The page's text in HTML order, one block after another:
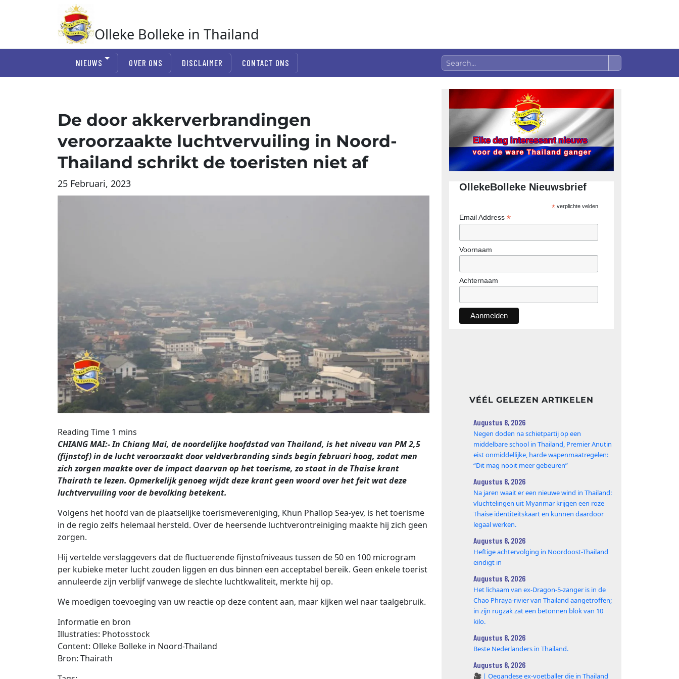
Olleke Bolleke in Thailand
NIEUWS OVER ONS DISCLAIMER CONTACT ONS
De door akkerverbrandingen
veroorzaakte luchtvervuiling in Noord-
Thailand schrikt de toeristen niet af
25 Februari, 2023
CHIANG MAI:- In Chiang Mai, de noordelijke hoofdstad van Thailand, is het niveau van PM 2,5
(fijnstof) in de lucht veroorzaakt door veldverbranding sinds begin februari hoog, zodat men
zich zorgen maakte over de impact daarvan op het toerisme, zo staat in de Thaise krant
Thairath te lezen. Opmerkelijk genoeg wijdt deze krant geen woord over het feit wat deze
luchtvervuiling voor de bevolking betekent.
Volgens het hoofd van de plaatselijke toerismevereniging, Khun Phallop Sea-yev, is het toerisme
in de regio zelfs helemaal hersteld. Over de heersende luchtverontreiniging maakte hij zich geen
zorgen.
Hij vertelde verslaggevers dat de fluctuerende fijnstofniveaus tussen de 50 en 100 microgram
per kubieke meter lucht zouden liggen en dus binnen een acceptabel bereik. Geen enkele toerist
annuleerde zijn verblijf vanwege de slechte luchtkwaliteit, merkte hij op.
We moedigen toevoeging van uw reactie op deze content aan, maar kijken wel naar taalgebruik.
Informatie en bron
Illustraties: Photosstock
Content: Olleke Bolleke in Noord-Thailand
Bron: Thairath
OllekeBolleke Nieuwsbrief
*verplichte velden
Email Address *
Voornaam
Achternaam
VÉÉL GELEZEN ARTIKELEN
Augustus 8, 2026
Negen doden na schietpartij op een
middelbare school in Thailand, Premier Anutin
eist onmiddellijke, harde wapenmaatregelen:
“Dit mag nooit meer gebeuren”
Augustus 8, 2026
Na jaren waait er een nieuwe wind in Thailand:
vluchtelingen uit Myanmar krijgen een roze
Thaise identiteitskaart en kunnen daardoor
legaal werken.
Augustus 8, 2026
Heftige achtervolging in Noordoost-Thailand
eindigt in
Augustus 8, 2026
Het lichaam van ex-Dragon‑5‑zanger is in de
Chao Phraya‑rivier van Thailand aangetroffen;
in zijn rugzak zat een betonnen blok van 10
kilo.
Augustus 8, 2026
Beste Nederlanders in Thailand.
Augustus 8, 2026
🎥 | Oegandese ex-voetballer die in Thailand